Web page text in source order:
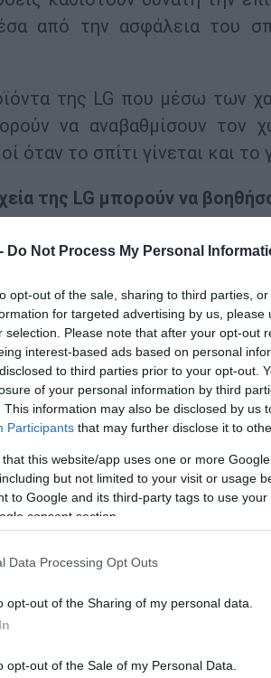
Do Not Process My Personal
opt-out of the sale, sharing to third parties,
for targeted advertising by us,
selection. Please note that after your opt-out
interest-based ads based on personal
to third parties prior to your opt-out.
of your personal information by third
This information may also be disclosed by us
Participants that may further disclose it to
that this website/app uses one or more
but not limited to your visit or usage
to Google and its third-party tags to use
consent section.
Data Processing Opt Outs
opt-out of the Sharing of my personal data.
opt-out of the Sale of my Personal Data.
από την ασφάλεια του
της LG που μέσω των
να αναβαθμίσουν τον
όταν το σπίτι γίνεται και το
της LG μπορούν να
γραφείο στην
μια χαλαρωτική και
Οι έρευνες
μπορεί να σας
ηχείο– όπως το LG XBOOM
μουσικής σας βοηθά
λίστες
τόσο κατά τη
που απομονώνουν τον
για να συγκεντρωθούν,
της ισορροπίας
πιο έντονο φωτισμό
τον καφέ σας ή μία ταινία
απασχολημένα χάρη στην AI